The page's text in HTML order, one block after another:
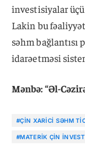
investisiyalar
Lakin bu
səhm bağlantısı
idarəetməsi
Mənbə: “Əl-
#ÇIN XARICI SƏHM
#MATERIK ÇIN